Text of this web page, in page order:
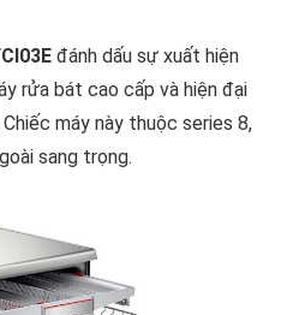
đánh dấu sự xuất hiện
rửa bát cao cấp và hiện đại
máy này thuộc series 8,
sang trọng.